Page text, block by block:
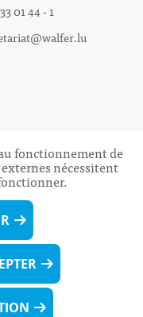
01 44 - 1
fonctionnement de
nécessitent